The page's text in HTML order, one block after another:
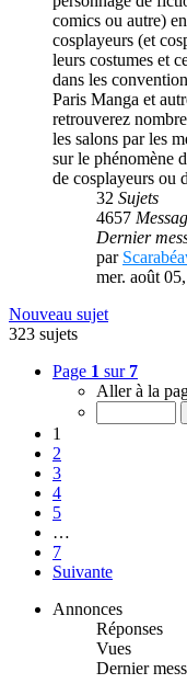
comics ou autre)
cosplayeurs (et
leurs costumes et
dans les
Paris Manga et
retrouverez
les salons par les
sur le phénomène
de cosplayeurs ou
32 Sujets
4657
Dernier
par
mer. août
Nouveau sujet
323 sujets
Page 1 sur 7
Aller à la
1
2
3
4
5
…
7
Suivante
Annonces
Réponses
Vues
Dernier